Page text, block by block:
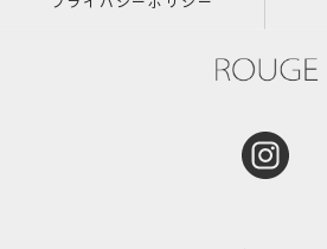
プライバシーポリシー